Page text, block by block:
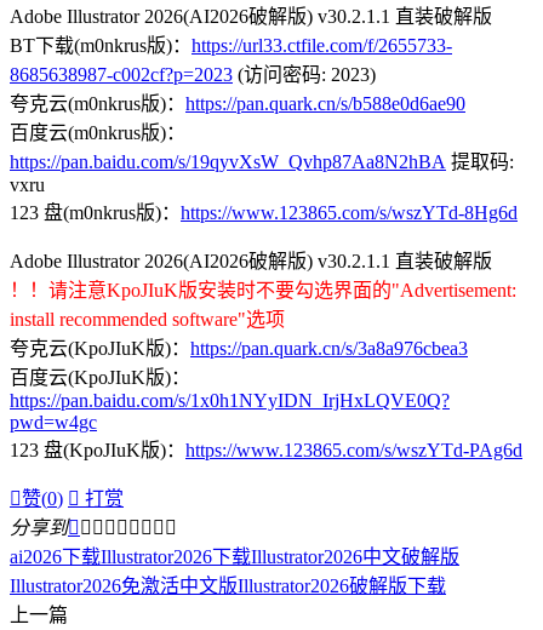
Adobe Illustrator 2026(AI2026破解版) v30.2.1.1 直装破解版
BT下载(m0nkrus版)： https://url33.ctfile.com/f/2655733-
8685638987-c002cf?p=2023 (访问密码: 2023)
夸克云(m0nkrus版)： https://pan.quark.cn/s/b588e0d6ae90
百度云(m0nkrus版)：
https://pan.baidu.com/s/19qyvXsW_Qvhp87Aa8N2hBA 提取码:
vxru
123 盘(m0nkrus版)： https://www.123865.com/s/wszYTd-8Hg6d
Adobe Illustrator 2026(AI2026破解版) v30.2.1.1 直装破解版
！！请注意KpoJIuK版安装时不要勾选界面的"Advertisement:
install recommended software"选项
夸克云(KpoJIuK版)： https://pan.quark.cn/s/3a8a976cbea3
百度云(KpoJIuK版)：
https://pan.baidu.com/s/1x0h1NYyIDN_IrjHxLQVE0Q?
pwd=w4gc
123 盘(KpoJIuK版)： https://www.123865.com/s/wszYTd-PAg6d
赞(0)  打赏
分享到        
ai2026下载Illustrator2026下载Illustrator2026中文破解版
Illustrator2026免激活中文版Illustrator2026破解版下载
上一篇